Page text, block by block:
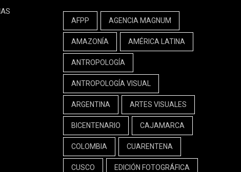
AFPP AGENCIA MAGNUM
AMAZONÍA AMÉRICA LATINA
ANTROPOLOGÍA
ANTROPOLOGÍA VISUAL
ARGENTINA ARTES VISUALES
BICENTENARIO CAJAMARCA
COLOMBIA CUARENTENA
CUSCO EDICIÓN FOTOGRÁFICA